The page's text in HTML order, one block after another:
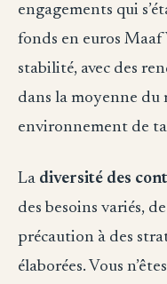
engagements qui
fonds en euros
stabilité, avec des
dans la moyenne du
environnement de
La diversité des
des besoins variés,
précaution à des
élaborées. Vous